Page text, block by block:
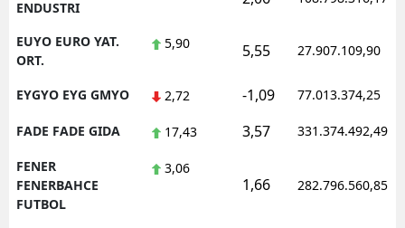
ENDUSTRI
EUYO EURO YAT.
ORT.
5,90 5,55 27.907.109,90
EYGYO EYG GMYO 2,72 -1,09 77.013.374,25
FADE FADE GIDA 17,43 3,57 331.374.492,49
FENER
FENERBAHCE
FUTBOL
3,06
1,66 282.796.560,85